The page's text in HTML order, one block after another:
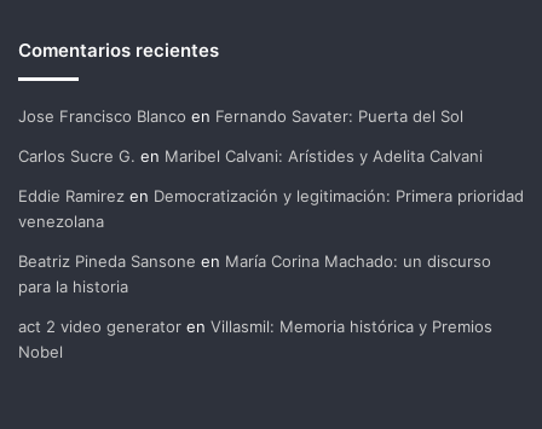
Comentarios recientes
Jose Francisco Blanco en Fernando Savater: Puerta del Sol
Carlos Sucre G. en Maribel Calvani: Arístides y Adelita Calvani
Eddie Ramirez en Democratización y legitimación: Primera prioridad
venezolana
Beatriz Pineda Sansone en María Corina Machado: un discurso
para la historia
act 2 video generator en Villasmil: Memoria histórica y Premios
Nobel